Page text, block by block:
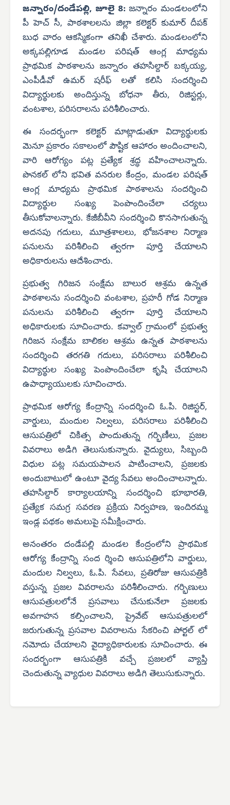
జన్నారం/దండేపల్లి, జూలై 8:జన్నారం మండలంలోని
పీ హెచ్ సీ, పాఠశాలలను జిల్లా కలెక్టర్ కుమార్ దీపక్
బుధ వారం ఆకస్మికంగా తనిఖీ చేశారు. మండలంలోని
అక్కపల్లిగూడ మండల పరిషత్ ఆంగ్ల మాధ్యమ
ప్రాథమిక పాఠశాలను జన్నారం తహసిల్దార్ బక్కయ్య,
ఎంపీడీవో ఉమర్ షరీఫ్ లతో కలిసి సందర్శించి
విద్యార్థులకు అందిస్తున్న బోధనా తీరు, రిజిస్టర్లు,
వంటశాల, పరిసరాలను పరిశీలించారు.
ఈ సందర్భంగా కలెక్టర్ మాట్లాడుతూ విద్యార్థులకు
మెనూ ప్రకారం సకాలంలో పౌష్టిక ఆహారం అందించాలని,
వారి ఆరోగ్యం పట్ల ప్రత్యేక శ్రద్ధ వహించాలన్నారు.
పొనకల్ లోని భవిత వనరుల కేంద్రం, మండల పరిషత్
ఆంగ్ల మాధ్యమ ప్రాథమిక పాఠశాలను సందర్శించి
విద్యార్థుల సంఖ్య పెంపొందించేలా చర్యలు
తీసుకోవాలన్నారు. కేజీబీవీని సందర్శించి కొనసాగుతున్న
అదనపు గదులు, మూత్రశాలలు, భోజనశాల నిర్మాణ
పనులను పరిశీలించి త్వరగా పూర్తి చేయాలని
అధికారులను ఆదేశించారు.
ప్రభుత్వ గిరిజన సంక్షేమ బాలుర ఆశ్రమ ఉన్నత
పాఠశాలను సందర్శించి వంటశాల, ప్రహరీ గోడ నిర్మాణ
పనులను పరిశీలించి త్వరగా పూర్తి చేయాలని
అధికారులకు సూచించారు. కవ్వాల్ గ్రామంలో ప్రభుత్వ
గిరిజన సంక్షేమ బాలికల ఆశ్రమ ఉన్నత పాఠశాలను
సందర్శించి తరగతి గదులు, పరిసరాలు పరిశీలించి
విద్యార్థుల సంఖ్య పెంపొందించేలా కృషి చేయాలని
ఉపాధ్యాయులకు సూచించారు.
ప్రాథమిక ఆరోగ్య కేంద్రాన్ని సందర్శించి ఓ.పి. రిజిస్టర్,
వార్డులు, మందుల నిల్వలు, పరిసరాలు పరిశీలించి
ఆసుపత్రిలో చికిత్స పొందుతున్న గర్భిణీలు, ప్రజల
వివరాలు అడిగి తెలుసుకున్నారు. వైద్యులు, సిబ్బంది
విధుల పట్ల సమయపాలన పాటించాలని, ప్రజలకు
అందుబాటులో ఉంటూ వైద్య సేవలు అందించాలన్నారు.
తహసిల్దార్ కార్యాలయాన్ని సందర్శించి భూభారతి,
ప్రత్యేక సమగ్ర సవరణ ప్రక్రియ నిర్వహణ, ఇందిరమ్మ
ఇండ్ల పథకం అమలుపై సమీక్షించారు.
అనంతరం దండేపల్లి మండల కేంద్రంలోని ప్రాథమిక
ఆరోగ్య కేంద్రాన్ని సంద ర్శించి ఆసుపత్రిలోని వార్డులు,
మందుల నిల్వలు, ఓ.పి. సేవలు, ప్రతిరోజు ఆసుపత్రికి
వస్తున్న ప్రజల వివరాలను పరిశీలించారు. గర్భిణులు
ఆసుపత్రులలోనే ప్రసవాలు చేసుకునేలా ప్రజలకు
అవగాహన కల్పించాలని, ప్రైవేట్ ఆసుపత్రులలో
జరుగుతున్న ప్రసవాల వివరాలను సేకరించి పోర్టల్ లో
నమోదు చేయాలని వైద్యాధికారులకు సూచించారు. ఈ
సందర్భంగా ఆసుపత్రికి వచ్చే ప్రజలలో వ్యాప్తి
చెందుతున్న వ్యాధుల వివరాలు అడిగి తెలుసుకున్నారు.